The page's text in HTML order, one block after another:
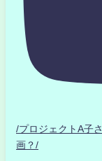
/プロジェクトA子
画？/